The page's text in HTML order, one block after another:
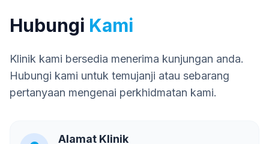
Hubungi Kami
Klinik kami bersedia menerima kunjungan anda.
Hubungi kami untuk temujanji atau sebarang
pertanyaan mengenai perkhidmatan kami.
Alamat Klinik